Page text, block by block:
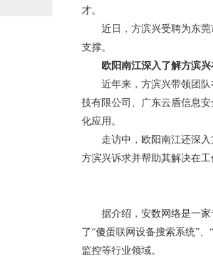
才。
近日，方滨兴受聘为东
支撑。
欧阳南江深入了解方滨
近年来，方滨兴带领团
技有限公司、广东云盾信息
化应用。
走访中，欧阳南江还深
方滨兴诉求并帮助其解决在
据介绍，安数网络是一
了“傻蛋联网设备搜索系统”
监控等行业领域。